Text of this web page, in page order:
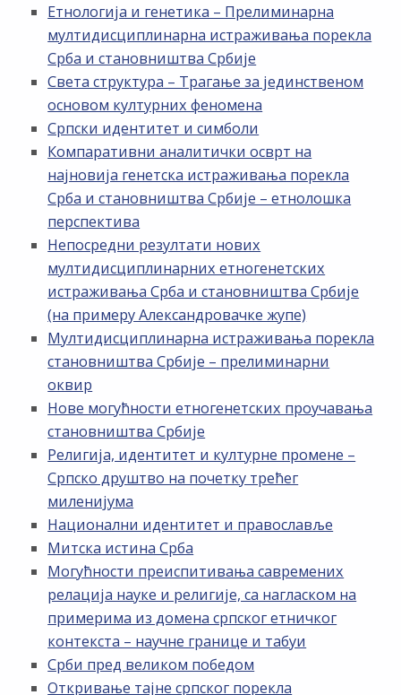
Етнологија и генетика – Прелиминарна
мултидисциплинарна истраживања порекла
Срба и становништва Србије
Света структура – Трагање за јединственом
основом културних феномена
Српски идентитет и симболи
Компаративни аналитички осврт на
најновија генетска истраживања порекла
Срба и становништва Србије – етнолошка
перспектива
Непосредни резултати нових
мултидисциплинарних етногенетских
истраживања Срба и становништва Србије
(на примеру Александровачке жупе)
Мултидисциплинарна истраживања порекла
становништва Србије – прелиминарни
оквир
Нове могућности етногенетских проучавања
становништва Србије
Религија, идентитет и културне промене –
Српско друштво на почетку трећег
миленијума
Национални идентитет и православље
Митска истина Срба
Могућности преиспитивања савремених
релација науке и религије, са нагласком на
примерима из домена српског етничког
контекста – научне границе и табуи
Срби пред великом победом
Откривање тајне српског порекла